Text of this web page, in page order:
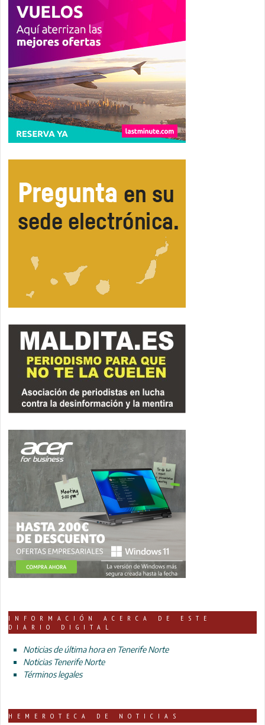
INFORMACIÓN ACERCA DE ESTE
DIARIO DIGITAL
Noticias de última hora en Tenerife Norte
Noticias Tenerife Norte
Términos legales
HEMEROTECA DE NOTICIAS